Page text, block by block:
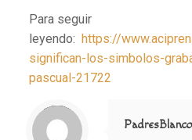
Para seguir
leyendo: https://
significan-los-simbolos-
pascual-21722
Notice
: Trying to access array offset on value of type null in
/home/misioner/public_html/padresblancos/themes/betheme/includes/content-single.php
on line
286